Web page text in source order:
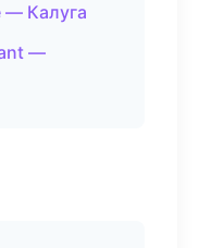
— Калуга
—